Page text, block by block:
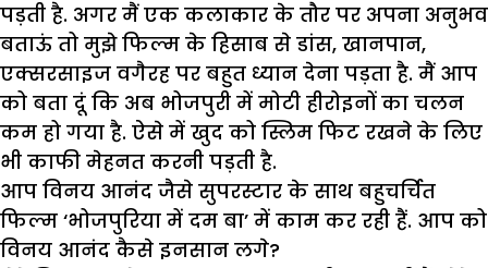
पड़ती है. अगर मैं एक कलाकार के तौर पर अपना अनुभव
बताऊं तो मुझे फिल्म के हिसाब से डांस, खानपान,
एक्सरसाइज वगैरह पर बहुत ध्यान देना पड़ता है. मैं आप
को बता दूं कि अब भोजपुरी में मोटी हीरोइनों का चलन
कम हो गया है. ऐसे में खुद को स्लिम फिट रखने के लिए
भी काफी मेहनत करनी पड़ती है.
आप विनय आनंद जैसे सुपरस्टार के साथ बहुचर्चित
फिल्म ‘भोजपुरिया में दम बा’ में काम कर रही हैं. आप को
विनय आनंद कैसे इनसान लगे?